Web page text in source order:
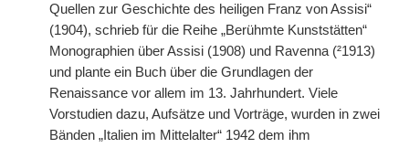
Quellen zur Geschichte des heiligen Franz von Assisi“
(1904), schrieb für die Reihe „Berühmte Kunststätten“
Monographien über Assisi (1908) und Ravenna (²1913)
und plante ein Buch über die Grundlagen der
Renaissance vor allem im 13. Jahrhundert. Viele
Vorstudien dazu, Aufsätze und Vorträge, wurden in zwei
Bänden „Italien im Mittelalter“ 1942 dem ihm